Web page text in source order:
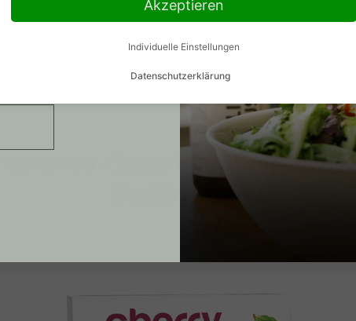
Sau­er­kirsch­pro­dukt
Bedürfnisse
Akzeptieren
Individuelle Einstellungen
Datenschutzerklärung